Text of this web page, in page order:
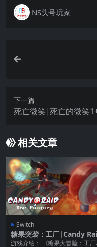
NS头号玩家
下一篇
死亡微笑|死亡的微笑
相关文章
Switch
糖果突袭：工厂|Candy
The Factory
游戏介绍： 《糖果大冒险：工厂